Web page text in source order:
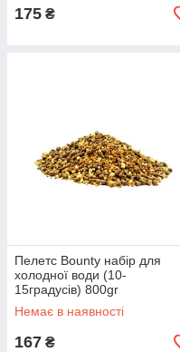
175 ₴
Пелетс Bounty набір для
холодної води (10-
15градусів) 800gr
Немає в наявності
167 ₴